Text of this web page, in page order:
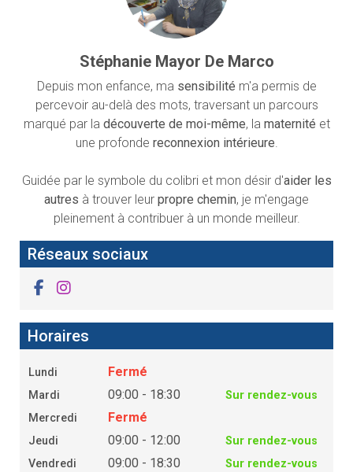
Stéphanie Mayor De Marco
Depuis mon enfance, ma sensibilité m'a permis de
percevoir au-delà des mots, traversant un parcours
marqué par la découverte de moi-même, la maternité et
une profonde reconnexion intérieure
Guidée par le symbole du colibri et mon désir d'aider les
autres à trouver leur propre chemin, je m'engage
pleinement à contribuer à un monde meilleur.
Réseaux sociaux
Horaires
Lundi Fermé
Mardi 09:00 - 18:30
Sur rendez-vous
Mercredi
Fermé
Jeudi 09:00 - 12:00
Sur rendez-vous
Vendredi
09:00 - 18:30
Sur rendez-vous